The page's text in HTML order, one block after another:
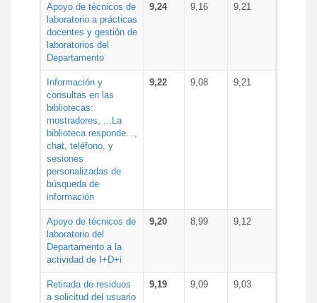
Apoyo de técnicos de
laboratorio a prácticas
docentes y gestión de
laboratorios del
Departamento
9,24 9,16 9,21
Información y
consultas en las
bibliotecas:
mostradores, ...La
biblioteca responde...,
chat, teléfono, y
sesiones
personalizadas de
búsqueda de
información
9,22 9,08 9,21
Apoyo de técnicos de
laboratorio del
Departamento a la
actividad de I+D+i
9,20 8,99 9,12
Retirada de residuos
a solicitud del usuario
9,19 9,09 9,03